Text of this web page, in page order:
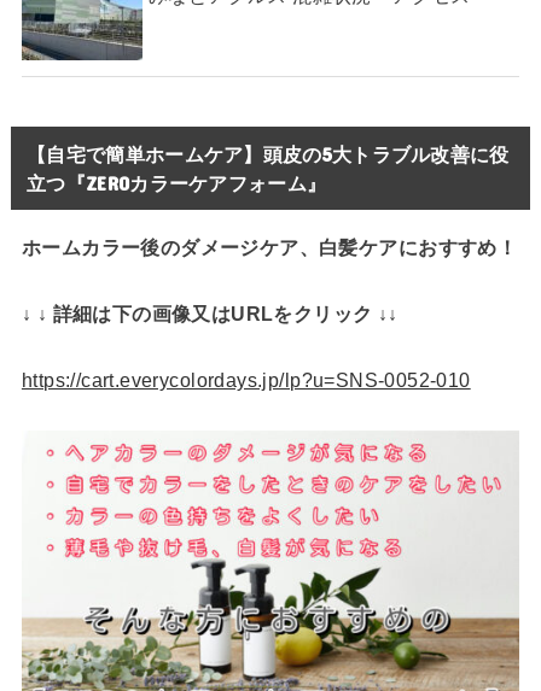
【自宅で簡単ホームケア】頭皮の5大トラブル改善に役
立つ『ZEROカラーケアフォーム』
ホームカラー後のダメージケア、白髪ケアにおすすめ！
↓ ↓ 詳細は下の画像又はURLをクリック ↓↓
https://cart.everycolordays.jp/lp?u=SNS-0052-010